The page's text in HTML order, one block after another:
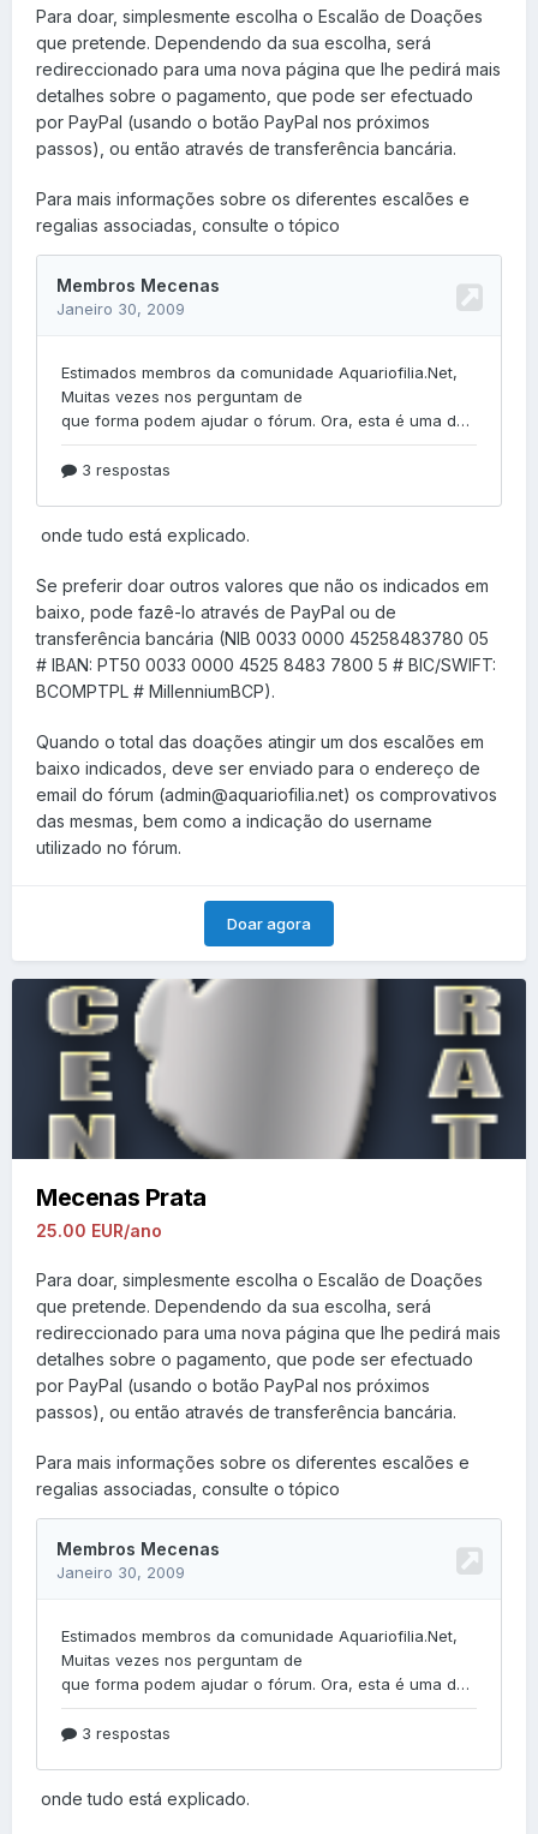
Para doar, simplesmente escolha o Escalão de Doações
que pretende. Dependendo da sua escolha, será
redireccionado para uma nova página que lhe pedirá mais
detalhes sobre o pagamento, que pode ser efectuado
por PayPal (usando o botão PayPal nos próximos
passos), ou então através de transferência bancária.
Para mais informações sobre os diferentes escalões e
regalias associadas, consulte o tópico
onde tudo está explicado.
Se preferir doar outros valores que não os indicados em
baixo, pode fazê-lo através de PayPal ou de
transferência bancária (NIB 0033 0000 45258483780 05
# IBAN: PT50 0033 0000 4525 8483 7800 5 # BIC/SWIFT:
BCOMPTPL # MillenniumBCP).
Quando o total das doações atingir um dos escalões em
baixo indicados, deve ser enviado para o endereço de
email do fórum (admin@aquariofilia.net) os comprovativos
das mesmas, bem como a indicação do username
utilizado no fórum.
Doar agora
Mecenas Prata
25.00 EUR/ano
Para doar, simplesmente escolha o Escalão de Doações
que pretende. Dependendo da sua escolha, será
redireccionado para uma nova página que lhe pedirá mais
detalhes sobre o pagamento, que pode ser efectuado
por PayPal (usando o botão PayPal nos próximos
passos), ou então através de transferência bancária.
Para mais informações sobre os diferentes escalões e
regalias associadas, consulte o tópico
onde tudo está explicado.